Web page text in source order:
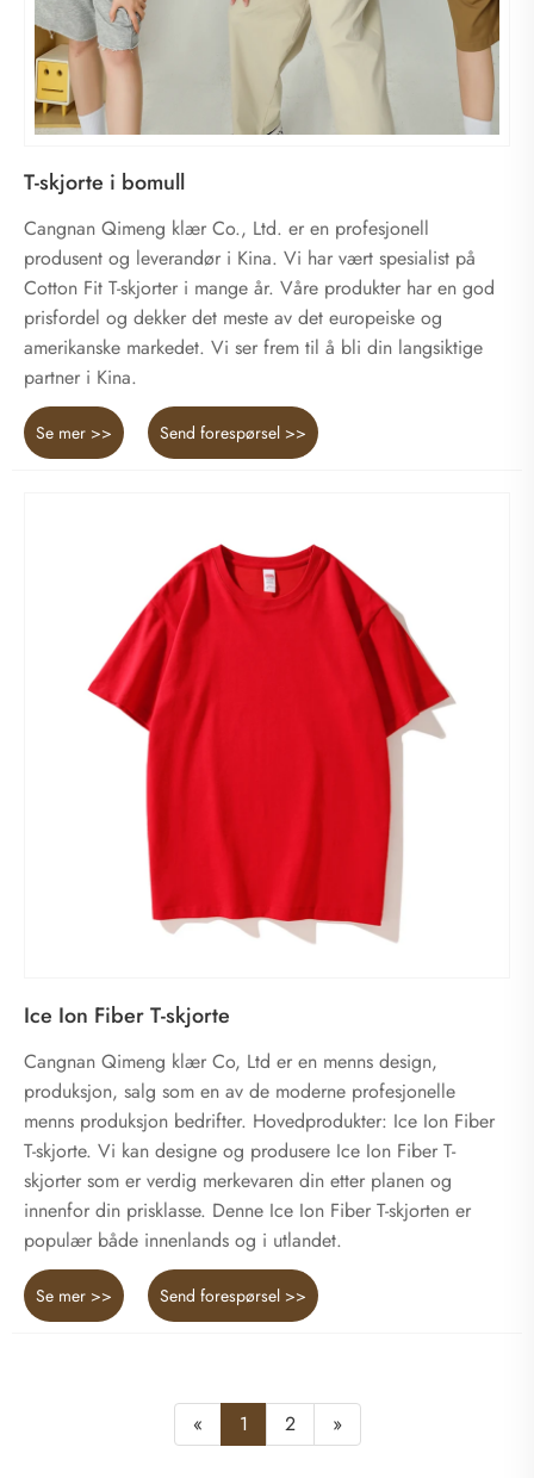
T-skjorte i bomull
Cangnan Qimeng klær Co., Ltd. er en profesjonell
produsent og leverandør i Kina. Vi har vært spesialist på
Cotton Fit T-skjorter i mange år. Våre produkter har en god
prisfordel og dekker det meste av det europeiske og
amerikanske markedet. Vi ser frem til å bli din langsiktige
partner i Kina.
Se mer >> Send forespørsel >>
Ice Ion Fiber T-skjorte
Cangnan Qimeng klær Co, Ltd er en menns design,
produksjon, salg som en av de moderne profesjonelle
menns produksjon bedrifter. Hovedprodukter: Ice Ion Fiber
T-skjorte. Vi kan designe og produsere Ice Ion Fiber T-
skjorter som er verdig merkevaren din etter planen og
innenfor din prisklasse. Denne Ice Ion Fiber T-skjorten er
populær både innenlands og i utlandet.
Se mer >> Send forespørsel >>
« 1 2 »